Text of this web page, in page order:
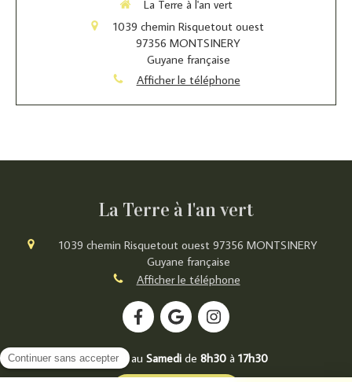
La Terre à l'an vert
1039 chemin Risquetout ouest
97356 MONTSINERY
Guyane française
Afficher le téléphone
La Terre à l'an vert
1039 chemin Risquetout ouest 97356 MONTSINERY
Guyane française
Afficher le téléphone
DuLundi au Samedi de 8h30 à 17h30